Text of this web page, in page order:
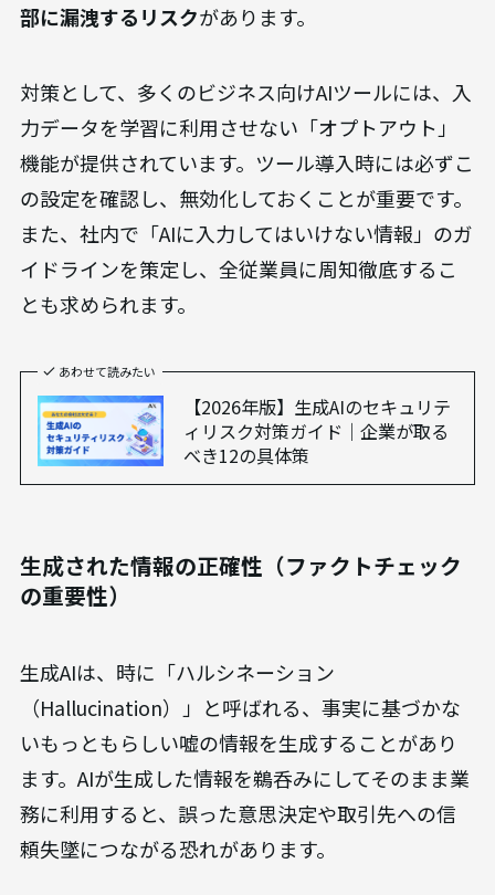
部に漏洩するリスクがあります。
対策として、多くのビジネス向けAIツールには、入
力データを学習に利用させない「オプトアウト」
機能が提供されています。ツール導入時には必ずこ
の設定を確認し、無効化しておくことが重要です。
また、社内で「AIに入力してはいけない情報」のガ
イドラインを策定し、全従業員に周知徹底するこ
とも求められます。
あわせて読みたい
【2026年版】生成AIのセキュリテ
ィリスク対策ガイド｜企業が取る
べき12の具体策
生成された情報の正確性（ファクトチェック
の重要性）
生成AIは、時に「ハルシネーション
（Hallucination）」と呼ばれる、事実に基づかな
いもっともらしい嘘の情報を生成することがあり
ます。AIが生成した情報を鵜呑みにしてそのまま業
務に利用すると、誤った意思決定や取引先への信
頼失墜につながる恐れがあります。